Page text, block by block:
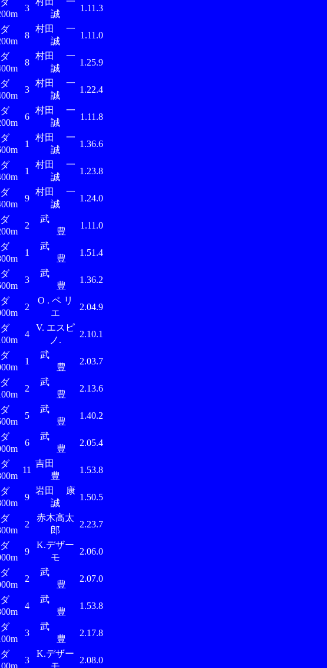
ダ
3
誠
1.11.3
ダ
8
村田 一
誠
1.11.0
ダ
8
村田 一
誠
1.25.9
ダ
3
村田 一
誠
1.22.4
ダ
6
村田 一
誠
1.11.8
ダ
1
村田 一
誠
1.36.6
ダ
1
村田 一
誠
1.23.8
ダ
9
村田 一
誠
1.24.0
ダ
2
武
豊
1.11.0
ダ
1
武
豊
1.51.4
ダ
3
武
豊
1.36.2
ダ
2
O . ペ リ
エ
2.04.9
ダ
4
V. エスピ
ノ.
2.10.1
ダ
1
武
豊
2.03.7
ダ
2
武
豊
2.13.6
ダ
5
武
豊
1.40.2
ダ
6
武
豊
2.05.4
ダ
11
吉田
豊
1.53.8
ダ
9
岩田 康
誠
1.50.5
ダ
2
赤木高太
郎
2.23.7
ダ
9
K.デザー
モ
2.06.0
ダ
2
武
豊
2.07.0
ダ
4
武
豊
1.53.8
ダ
3
武
豊
2.17.8
ダ
3
K.デザー
モ
2.08.0